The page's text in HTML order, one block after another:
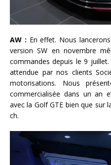
AW : En effet. Nous
version SW en novembre
commandes depuis le 9
attendue par nos clients
motorisations. Nous
commercialisée dans un an
avec la Golf GTE bien que sur
ch.